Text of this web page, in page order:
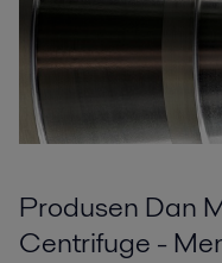
Produsen Dan
Centrifuge -